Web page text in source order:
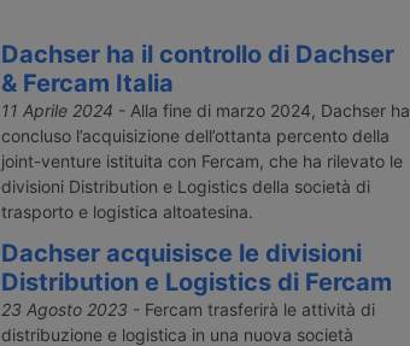
Dachser ha il controllo di Dachser
& Fercam Italia
11 Aprile 2024 - Alla fine di marzo 2024, Dachser ha
concluso l’acquisizione dell’ottanta percento della
joint-venture istituita con Fercam, che ha rilevato le
divisioni Distribution e Logistics della società di
trasporto e logistica altoatesina.
Dachser acquisisce le divisioni
Distribution e Logistics di Fercam
23 Agosto 2023 - Fercam trasferirà le attività di
distribuzione e logistica in una nuova società